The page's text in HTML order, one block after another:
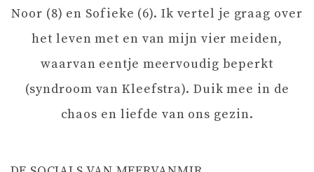
A
Noor (8) en Sofieke (6). Ik vertel je graag over
het leven met en van mijn vier meiden,
waarvan eentje meervoudig beperkt
(syndroom van Kleefstra). Duik mee in de
chaos en liefde van ons gezin.